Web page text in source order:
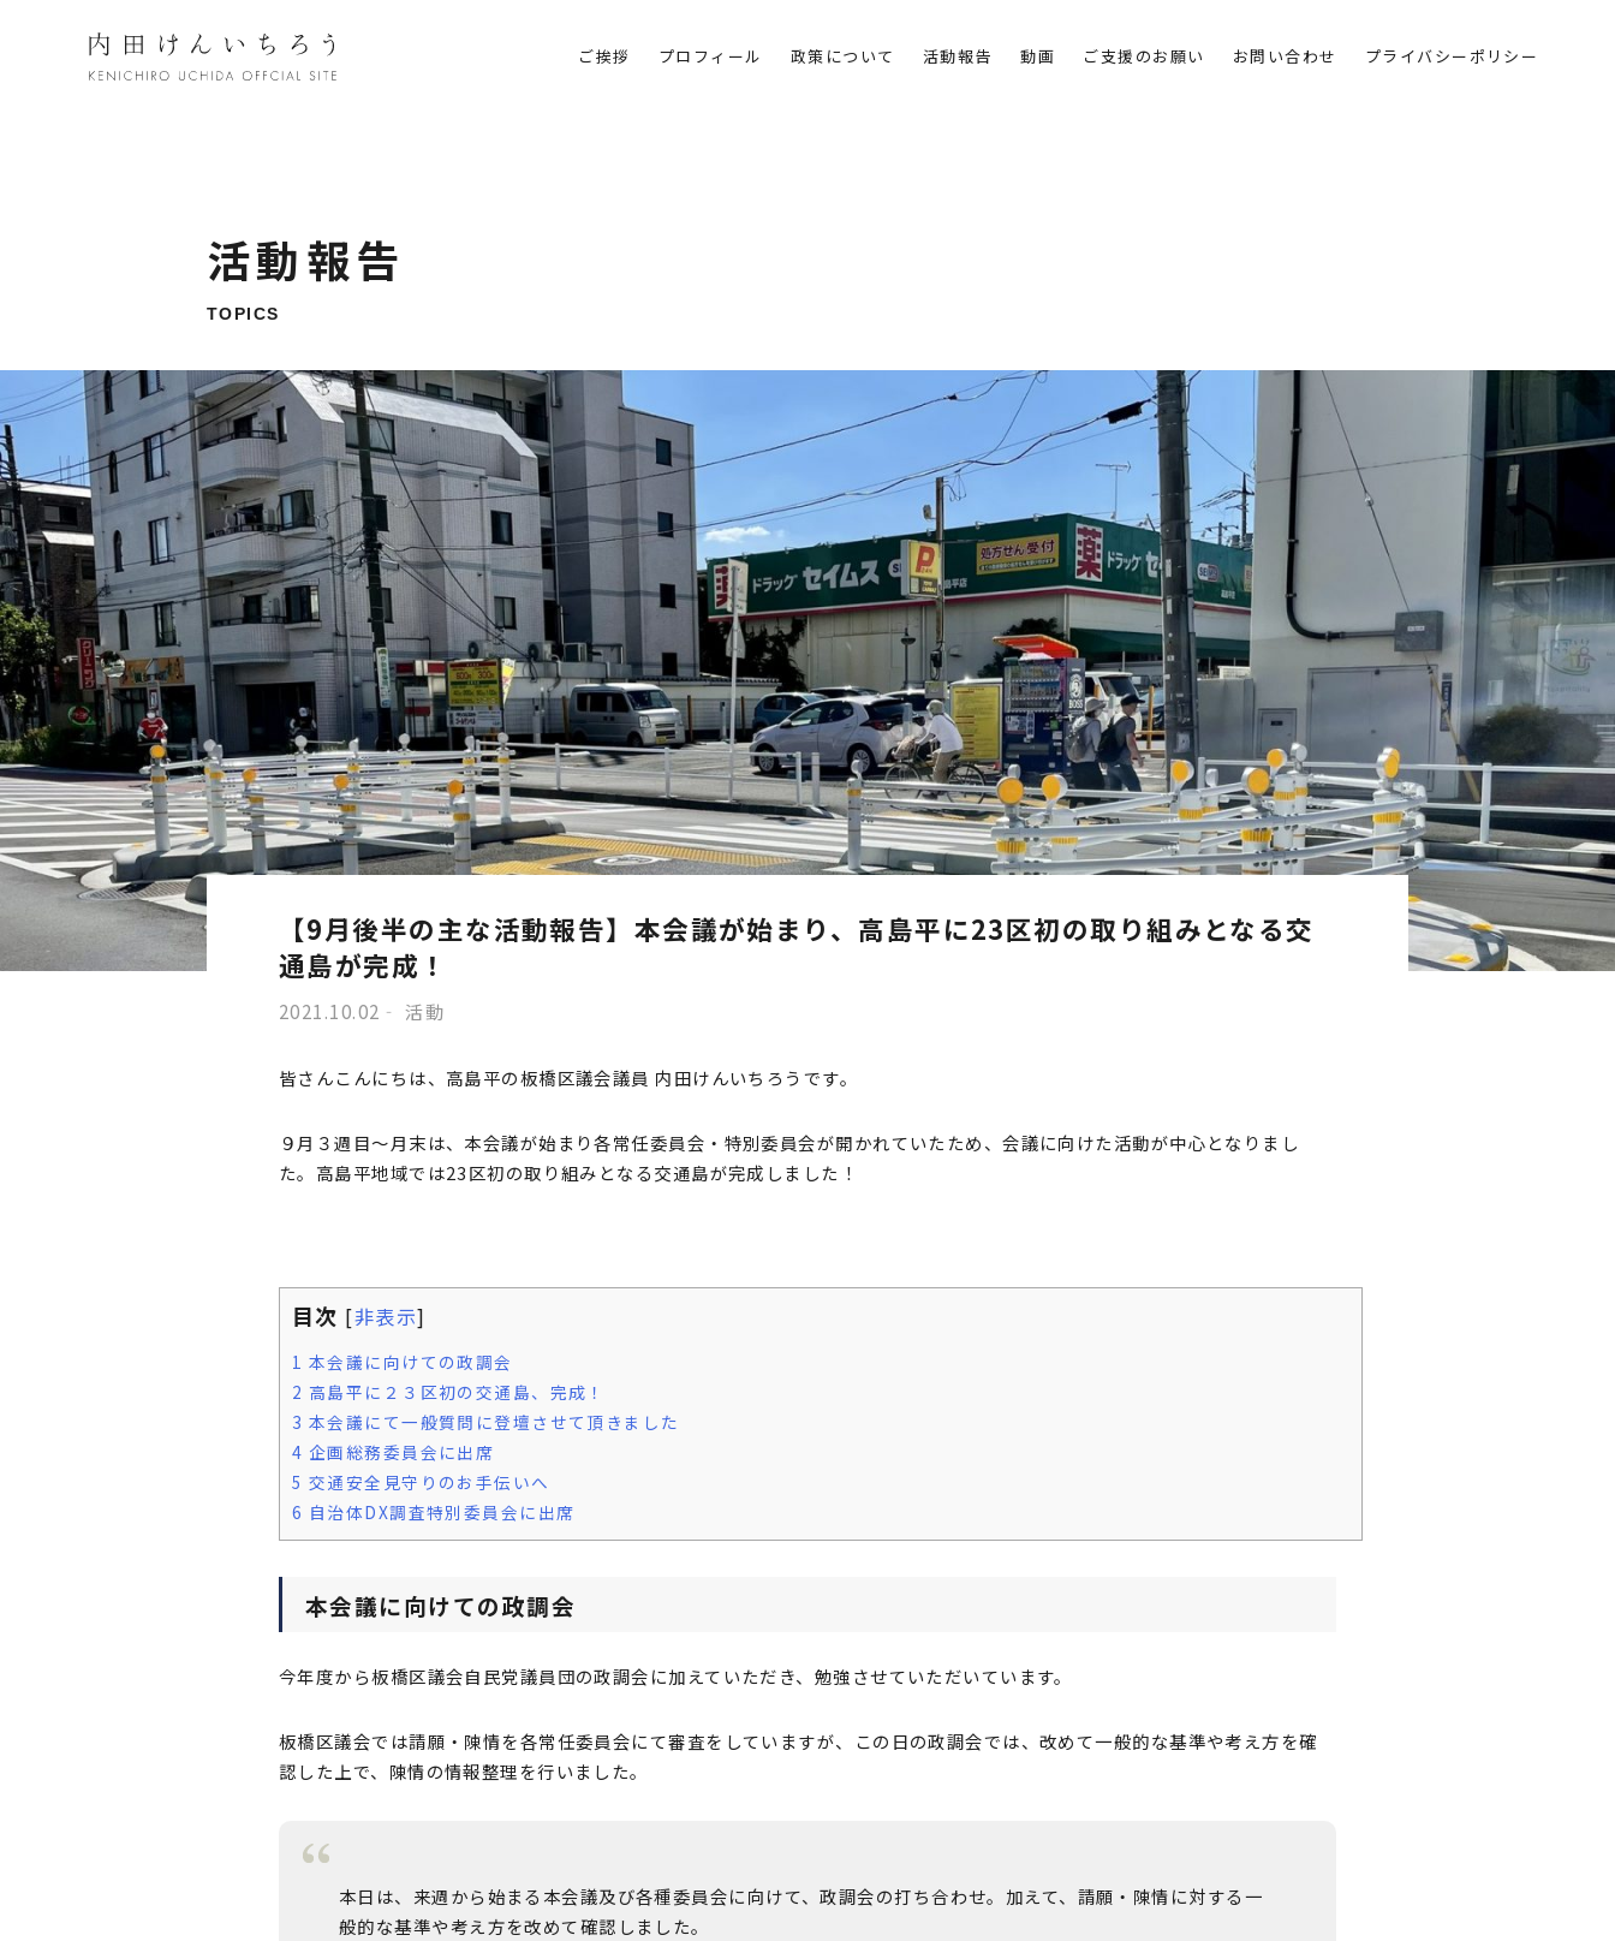
ご挨拶 プロフィール 政策について 活動報告 動画 ご支援のお願い お問い合わせ プライバシーポリシー
活動報告
TOPICS
【9月後半の主な活動報告】本会議が始まり、高島平に23区初の取り組みとなる交
通島が完成！
2021.10.02 活動
皆さんこんにちは、高島平の板橋区議会議員 内田けんいちろうです。
９月３週目〜月末は、本会議が始まり各常任委員会・特別委員会が開かれていたため、会議に向けた活動が中心となりまし
た。高島平地域では23区初の取り組みとなる交通島が完成しました！
目次 [非表示]
1 本会議に向けての政調会
2 高島平に２３区初の交通島、完成！
3 本会議にて一般質問に登壇させて頂きました
4 企画総務委員会に出席
5 交通安全見守りのお手伝いへ
6 自治体DX調査特別委員会に出席
本会議に向けての政調会
今年度から板橋区議会自民党議員団の政調会に加えていただき、勉強させていただいています。
板橋区議会では請願・陳情を各常任委員会にて審査をしていますが、この日の政調会では、改めて一般的な基準や考え方を確
認した上で、陳情の情報整理を行いました。
本日は、来週から始まる本会議及び各種委員会に向けて、政調会の打ち合わせ。加えて、請願・陳情に対する一
般的な基準や考え方を改めて確認しました。